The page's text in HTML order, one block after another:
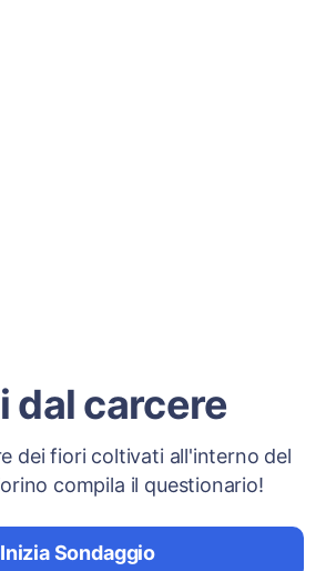
dal carcere
dei fiori coltivati all'interno del
compila il questionario!
Inizia Sondaggio